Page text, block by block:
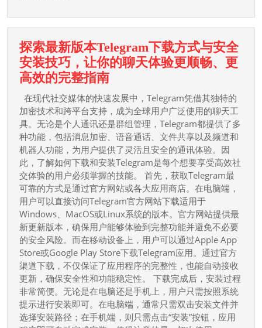
探索最新版本Telegram下载方式与安全
安装技巧，让你的聊天体验更顺畅、更
高效的完整指南探
索
最
新
版
本
Telegram
下
载
方
式
与
安
全
安
装
技
在现代社交媒体的快速发展中，Telegram凭借其独特的
加密技术和跨平台支持，成为全球用户广泛使用的聊天工
具。无论是个人通讯还是群组管理，Telegram都提供了多
种功能，包括消息加密、语音通话、文件共享以及频道和
机器人功能，为用户提供了灵活且安全的通讯体验。因
此，了解如何下载和安装Telegram是每个想要享受高效社
交体验的用户必须掌握的技能。 首先，获取Telegram最
可靠的方式是通过官方网站或各大应用商店。在电脑端，
用户可以直接访问Telegram官方网站下载适用于
Windows、MacOS或Linux系统的版本。官方网站提供最
新更新版本，确保用户能够体验到完整功能并避免不必要
的安全风险。而在移动设备上，用户可以通过Apple App
Store或Google Play Store下载Telegram应用。通过官方
渠道下载，不仅保证了应用程序的完整性，也能自动接收
更新，确保安全性和功能稳定性。 下载完成后，安装过程
非常简便。无论是在电脑还是手机上，用户只需按照系统
提示进行安装即可。在电脑端，通常只需双击安装文件并
选择安装路径；在手机端，则只需点击“安装”按钮，应用